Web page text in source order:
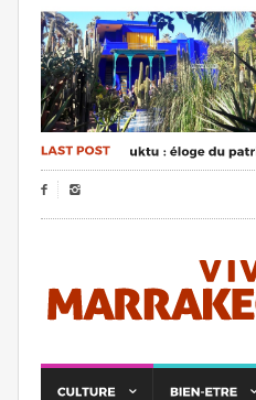
 